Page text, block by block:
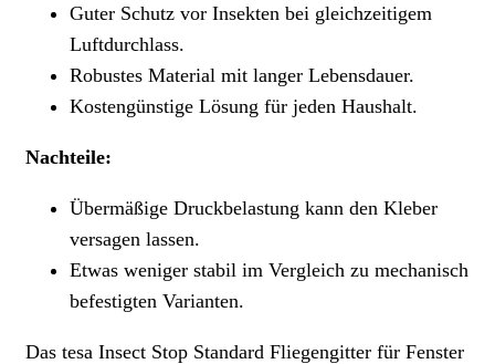
Guter Schutz vor Insekten bei gleichzeitigem
Luftdurchlass.
Robustes Material mit langer Lebensdauer.
Kostengünstige Lösung für jeden Haushalt.
Nachteile:
Übermäßige Druckbelastung kann den Kleber
versagen lassen.
Etwas weniger stabil im Vergleich zu mechanisch
befestigten Varianten.
Das tesa Insect Stop Standard Fliegengitter für Fenster